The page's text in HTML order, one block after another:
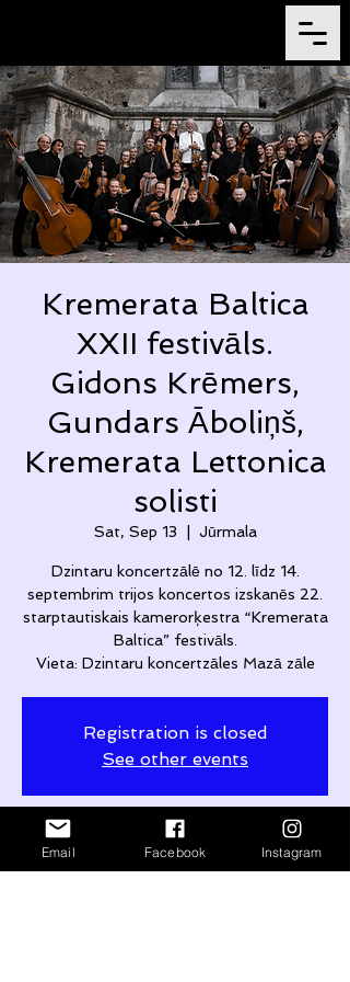
Kremerata Baltica
XXII festivāls.
Gidons Krēmers,
Gundars Āboliņš,
Kremerata Lettonica
solisti
Sat, Sep 13 Jūrmala
Dzintaru koncertzālē no 12. līdz 14.
septembrim trijos koncertos izskanēs 22.
starptautiskais kamerorķestra “Kremerata
Baltica” festivāls.
Vieta: Dzintaru koncertzāles Mazā zāle
Registration is closed
See other events
Time & Location
Email Facebook Instagram